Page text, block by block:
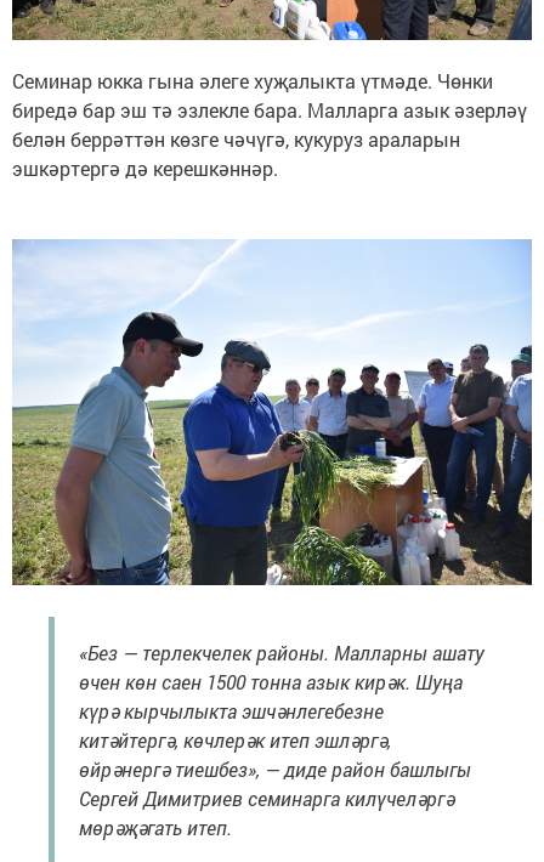
Семинар юкка гына әлеге хуҗалыкта үтмәде. Чөнки
биредә бар эш тә эзлекле бара. Малларга азык әзерләү
белән беррәттән көзге чәчүгә, кукуруз араларын
эшкәртергә дә керешкәннәр.
«Без — терлекчелек районы. Малларны ашату
өчен көн саен 1500 тонна азык кирәк. Шуңа
күрә кырчылыкта эшчәнлегебезне
китәйтергә, көчлерәк итеп эшләргә,
өйрәнергә тиешбез», — диде район башлыгы
Сергей Димитриев семинарга килүчеләргә
мөрәҗәгать итеп.